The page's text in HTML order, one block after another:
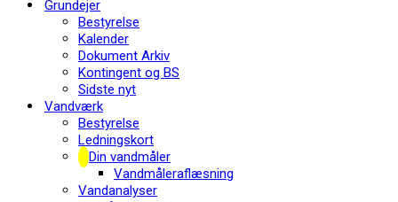
Grundejer
Bestyrelse
Kalender
Dokument Arkiv
Kontingent og BS
Sidste nyt
Vandværk
Bestyrelse
Ledningskort
Din vandmåler
Vandmåleraflæsning
Vandanalyser